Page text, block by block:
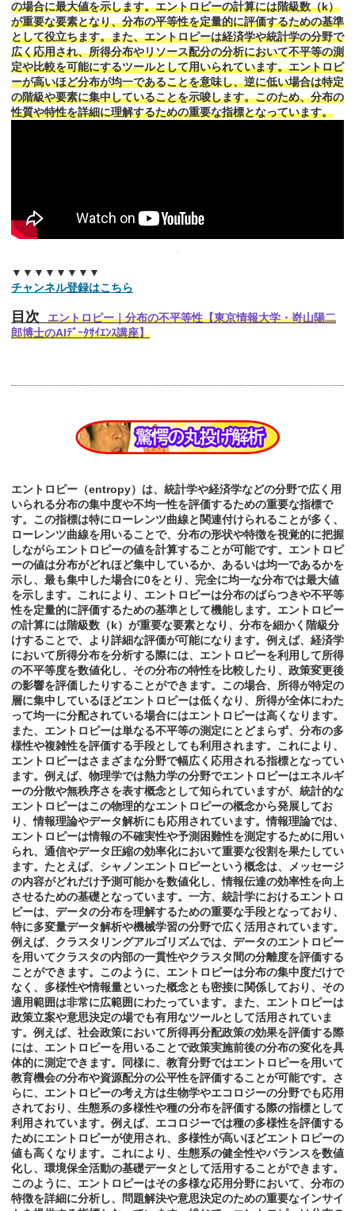
の場合に最大値を示します。エントロピーの計算には階級数（k）
が重要な要素となり、分布の平等性を定量的に評価するための基準
として役立ちます。また、エントロピーは経済学や統計学の分野で
広く応用され、所得分布やリソース配分の分析において不平等の測
定や比較を可能にするツールとして用いられています。エントロピ
ーが高いほど分布が均一であることを意味し、逆に低い場合は特定
の階級や要素に集中していることを示唆します。このため、分布の
性質や特性を詳細に理解するための重要な指標となっています。
▼▼▼▼▼▼▼▼
チャンネル登録はこちら
目次
エントロピー｜分布の不平等性【東京情報大学・嵜山陽二
郎博士のAIﾃﾞｰﾀｻｲｴﾝｽ講座】
エントロピー（entropy）は、統計学や経済学などの分野で広く用
いられる分布の集中度や不均一性を評価するための重要な指標で
す。この指標は特にローレンツ曲線と関連付けられることが多く、
ローレンツ曲線を用いることで、分布の形状や特徴を視覚的に把握
しながらエントロピーの値を計算することが可能です。エントロピ
ーの値は分布がどれほど集中しているか、あるいは均一であるかを
示し、最も集中した場合に0をとり、完全に均一な分布では最大値
を示します。これにより、エントロピーは分布のばらつきや不平等
性を定量的に評価するための基準として機能します。エントロピー
の計算には階級数（k）が重要な要素となり、分布を細かく階級分
けすることで、より詳細な評価が可能になります。例えば、経済学
において所得分布を分析する際には、エントロピーを利用して所得
の不平等度を数値化し、その分布の特性を比較したり、政策変更後
の影響を評価したりすることができます。この場合、所得が特定の
層に集中しているほどエントロピーは低くなり、所得が全体にわた
って均一に分配されている場合にはエントロピーは高くなります。
また、エントロピーは単なる不平等の測定にとどまらず、分布の多
様性や複雑性を評価する手段としても利用されます。これにより、
エントロピーはさまざまな分野で幅広く応用される指標となってい
ます。例えば、物理学では熱力学の分野でエントロピーはエネルギ
ーの分散や無秩序さを表す概念として知られていますが、統計的な
エントロピーはこの物理的なエントロピーの概念から発展してお
り、情報理論やデータ解析にも応用されています。情報理論では、
エントロピーは情報の不確実性や予測困難性を測定するために用い
られ、通信やデータ圧縮の効率化において重要な役割を果たしてい
ます。たとえば、シャノンエントロピーという概念は、メッセージ
の内容がどれだけ予測可能かを数値化し、情報伝達の効率性を向上
させるための基礎となっています。一方、統計学におけるエントロ
ピーは、データの分布を理解するための重要な手段となっており、
特に多変量データ解析や機械学習の分野で広く活用されています。
例えば、クラスタリングアルゴリズムでは、データのエントロピー
を用いてクラスタの内部の一貫性やクラスタ間の分離度を評価する
ことができます。このように、エントロピーは分布の集中度だけで
なく、多様性や情報量といった概念とも密接に関係しており、その
適用範囲は非常に広範囲にわたっています。また、エントロピーは
政策立案や意思決定の場でも有用なツールとして活用されていま
す。例えば、社会政策において所得再分配政策の効果を評価する際
には、エントロピーを用いることで政策実施前後の分布の変化を具
体的に測定できます。同様に、教育分野ではエントロピーを用いて
教育機会の分布や資源配分の公平性を評価することが可能です。さ
らに、エントロピーの考え方は生物学やエコロジーの分野でも応用
されており、生態系の多様性や種の分布を評価する際の指標として
利用されています。例えば、エコロジーでは種の多様性を評価する
ためにエントロピーが使用され、多様性が高いほどエントロピーの
値も高くなります。これにより、生態系の健全性やバランスを数値
化し、環境保全活動の基礎データとして活用することができます。
このように、エントロピーはその多様な応用分野において、分布の
特徴を詳細に分析し、問題解決や意思決定のための重要なインサイ